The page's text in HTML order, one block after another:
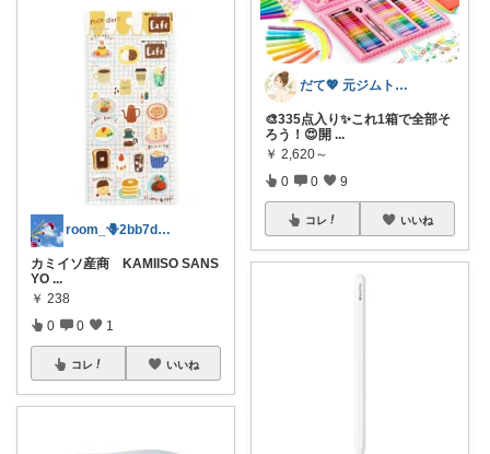
room_🪻2bb7d8bc05
カミイソ産商 KAMIISO SANS
YO ...
￥ 238
0 0 1
コレ いいね
だて💖 元ジムトレーナーママ子育て美容
🎨335点入り✨これ1箱で全部そ
ろう！😍開 ...
￥ 2,620～
0 0 9
コレ いいね